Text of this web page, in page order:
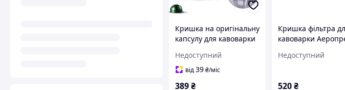
Кришка на оригінальну
капсулу для кавоварки
Vertuoline від ICafilas
Недоступний
від39₴/міс
389₴
Кришка фільтра
кавоварки
Оригінальна США
Недоступний
520₴